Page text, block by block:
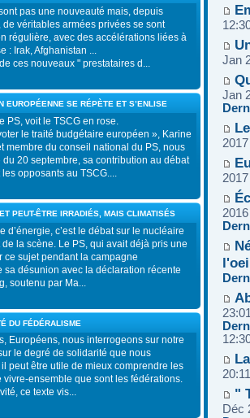
pas une nouveauté mais, depuis
véritables armées privées se sont
régulière, avec des accélérations liées à
: Irak, Afghanistan ...
ces nouveaux " prestataires d...
EUROPÉENNE SE RÉPÈTE ET S’ENLISE
PS, voit le TSCG en rose.
le traité budgétaire européen », Karine
membre du conseil national du PS, nous
20 septembre, sa contribution au débat
opposants au TSCG....
PEUT-ÊTRE IRRADIÉS, MAIS CLIMATISÉS
d’énergie, c’est le débat sur le nucléaire
la scène. Le PS, qui avait déjà pris une
ce sujet pendant la campagne
sa désunion avec la déclaration récente
soutenu par Ma...
DU FÉDÉRALISME
Européens, nous interrogeons sur notre
le degré de solidarité que nous
peut être utile de mieux comprendre les
vivre-ensemble que sont les fédérations.
ce texte vis...
Jan
Jan
"
Déc